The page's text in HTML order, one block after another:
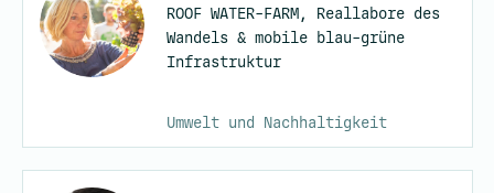
ROOF WATER-FARM, Reallabore des
Wandels & mobile blau-grüne
Infrastruktur
Umwelt und Nachhaltigkeit